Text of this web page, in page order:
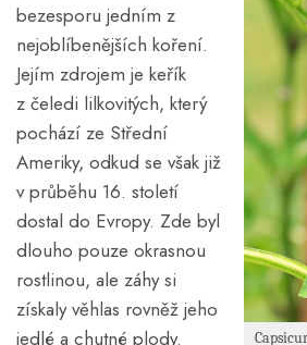
bezesporu jedním z
nejoblíbenějších koření.
Jejím zdrojem je keřík
z čeledi lilkovitých, který
pochází ze Střední
Ameriky, odkud se však již
v průběhu 16. století
dostal do Evropy. Zde byl
dlouho pouze okrasnou
rostlinou, ale záhy si
získaly věhlas rovněž jeho
jedlé a chutné plody.